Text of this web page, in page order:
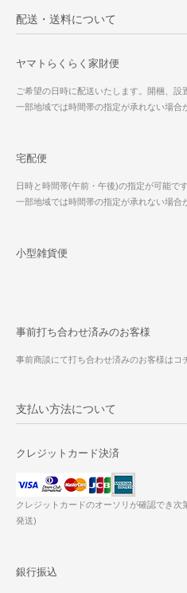
配送・送料について
ヤマトらくらく家財便
ご希望の日時に配送いたします。開梱、設
一部地域では時間帯の指定が承れない場合
宅配便
日時と時間帯(午前・午後)の指定が可能です
一部地域では時間帯の指定が承れない場合
小型雑貨便
事前打ち合わせ済みのお客様
事前商談にて打ち合わせ済みのお客様はコ
支払い方法について
クレジットカード決済
クレジットカードのオーソリが確認でき
発送)
銀行振込